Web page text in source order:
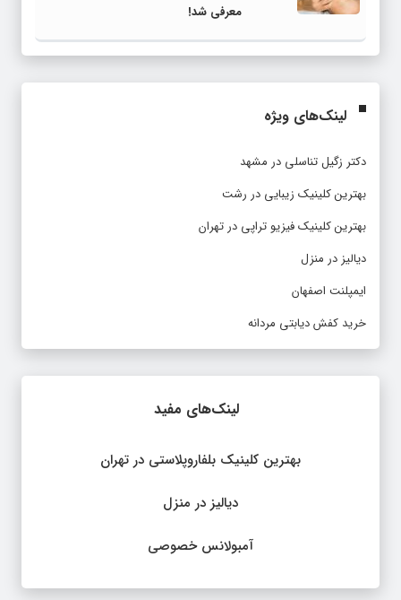
معرفی شد!
لینک‌های ویژه
دکتر زگیل تناسلی در مشهد
بهترین کلینیک زیبایی در رشت
بهترین کلینیک فیزیو تراپی در تهران
دیالیز در منزل
ایمپلنت اصفهان
خرید کفش دیابتی مردانه
لینک‌های مفید
بهترین کلینیک بلفاروپلاستی در تهران
دیالیز در منزل
آمبولانس خصوصی